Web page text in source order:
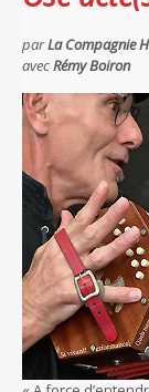
parLa Compagnie
avecRémy Boiron